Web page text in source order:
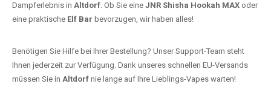
Dampferlebnis in Altdorf. Ob Sie eine JNR Shisha Hookah MAX oder
eine praktische Elf Bar bevorzugen, wir haben alles!
Benötigen Sie Hilfe bei Ihrer Bestellung? Unser Support-Team steht
Ihnen jederzeit zur Verfügung. Dank unseres schnellen EU-Versands
müssen Sie in Altdorf nie lange auf Ihre Lieblings-Vapes warten!